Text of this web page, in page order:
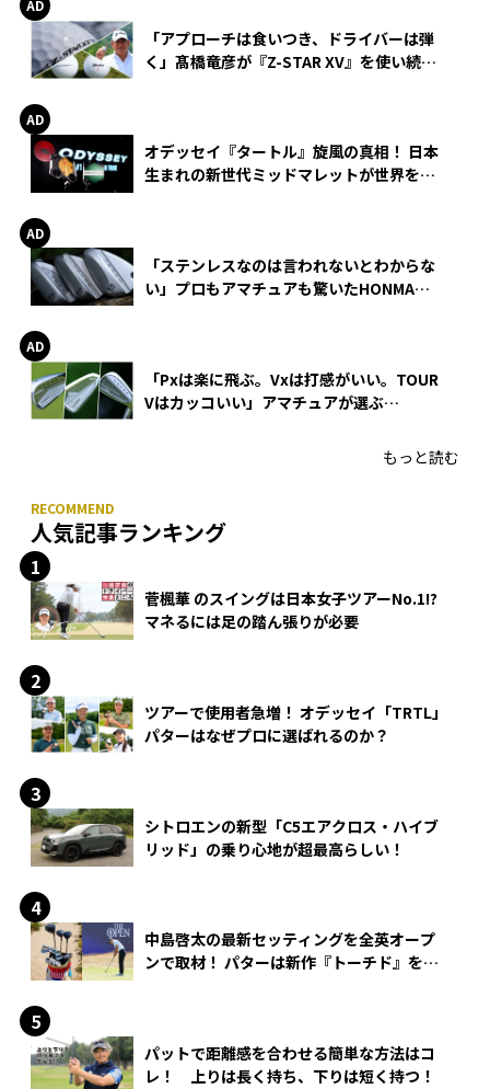
「アプローチは食いつき、ドライバーは弾
く」髙橋竜彦が『Z-STAR XV』を使い続け
オデッセイ『タートル』旋風の真相！ 日本
生まれの新世代ミッドマレットが世界を席
「ステンレスなのは言われないとわからな
い」プロもアマチュアも驚いたHONMA
「Pxは楽に飛ぶ。Vxは打感がいい。TOUR
Vはカッコいい」アマチュアが選ぶ
もっと読む
人気記事ランキング
菅楓華 のスイングは日本女子ツアーNo.1!?
マネるには足の踏ん張りが必要
ツアーで使用者急増！ オデッセイ「TRTL」
パターはなぜプロに選ばれるのか？
シトロエンの新型「C5エアクロス・ハイブ
リッド」の乗り心地が超最高らしい！
中島啓太の最新セッティングを全英オープ
ンで取材！ パターは新作『トーチド』を投
パットで距離感を合わせる簡単な方法はコ
レ！ 上りは長く持ち、下りは短く持つ！